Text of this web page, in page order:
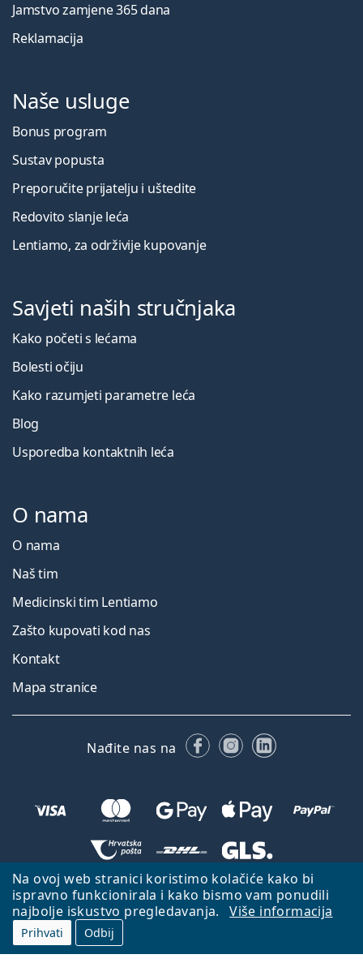
Na ovoj web stranici koristimo kolačiće kako bi
ispravno funkcionirala i kako bismo vam ponudili
najbolje iskustvo pregledavanja.
Više informacija
Prihvati Odbij
Jamstvo zamjene 365 dana
Reklamacija
Naše usluge
Bonus program
Sustav popusta
Preporučite prijatelju i uštedite
Redovito slanje leća
Lentiamo, za održivije kupovanje
Savjeti naših stručnjaka
Kako početi s lećama
Bolesti očiju
Kako razumjeti parametre leća
Blog
Usporedba kontaktnih leća
O nama
O nama
Naš tim
Medicinski tim Lentiamo
Zašto kupovati kod nas
Kontakt
Mapa stranice
Nađite nas na FacebookuInstagramu
LinkedIn
Natrag na početnu stranicu
Idi gore
Lentiamo.hr je u vlasništvu i upravljanju tvrtke Lentiamo s.r.o., Češka
Republika